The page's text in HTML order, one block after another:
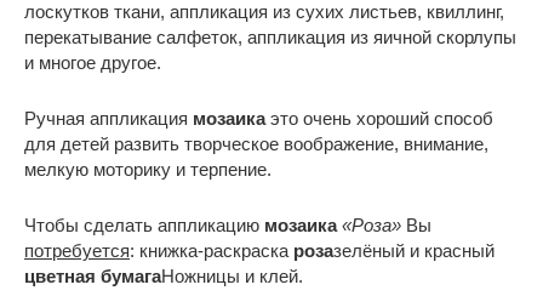
лоскутков ткани, аппликация из сухих листьев, квиллинг,
перекатывание салфеток, аппликация из яичной скорлупы
и многое другое.
Ручная аппликация мозаикаэто очень хороший способ
для детей развить творческое воображение, внимание,
мелкую моторику и терпение.
Чтобы сделать аппликацию мозаика «Роза» Вы
потребуется: книжка-раскраска розазелёный и красный
цветная бумагаНожницы и клей.